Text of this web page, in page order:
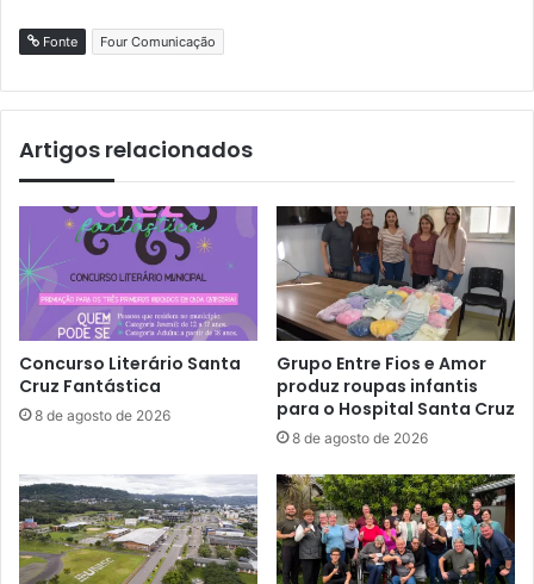
Fonte Four Comunicação
Artigos relacionados
Concurso Literário Santa
Cruz Fantástica
8 de agosto de 2026
Grupo Entre Fios e Amor
produz roupas infantis
para o Hospital Santa Cruz
8 de agosto de 2026